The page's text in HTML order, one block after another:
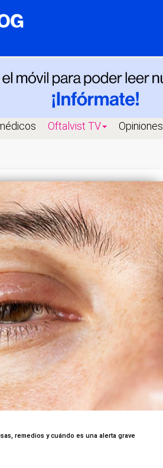
Oftalvist TV Opiniones
remedios y cuándo es una alerta grave